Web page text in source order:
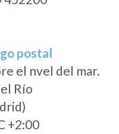
postal
el nvel del mar.
Río
+2:00